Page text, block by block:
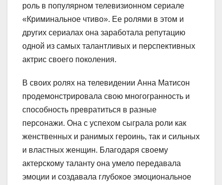
роль в популярном телевизионном сериале
«Криминальное чтиво». Ее ролями в этом и
других сериалах она заработала репутацию
одной из самых талантливых и перспективных
актрис своего поколения.
В своих ролях на телевидении Анна Матисон
продемонстрировала свою многогранность и
способность превратиться в разные
персонажи. Она с успехом сыграла роли как
женственных и ранимых героинь, так и сильных
и властных женщин. Благодаря своему
актерскому таланту она умело передавала
эмоции и создавала глубокое эмоциональное